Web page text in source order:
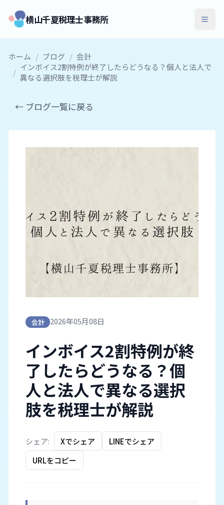
横山千夏税理士事務所
ホーム / ブログ / 会計
/ インボイス2割特例が終了したらどうなる？個人と法人で
異なる選択肢を税理士が解説
← ブログ一覧に戻る
会計 2026年05月08日
インボイス2割特例が終
了したらどうなる？個
人と法人で異なる選択
肢を税理士が解説
シェア: Xでシェア
LINEでシェア
URLをコピー